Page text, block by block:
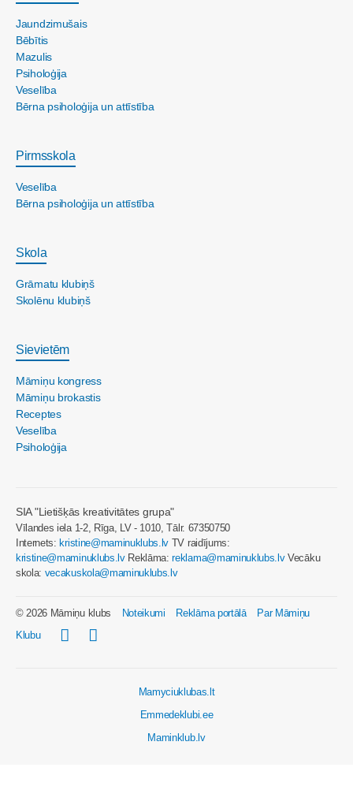
Jaundzimušais
Bēbītis
Mazulis
Psiholoģija
Veselība
Bērna psiholoģija un attīstība
Pirmsskola
Veselība
Bērna psiholoģija un attīstība
Skola
Grāmatu klubiņš
Skolēnu klubiņš
Sievietēm
Māmiņu kongress
Māmiņu brokastis
Receptes
Veselība
Psiholoģija
SIA "Lietišķās kreativitātes grupa"
Vīlandes iela 1-2, Rīga, LV - 1010, Tālr. 67350750
Internets:kristine@maminuklubs.lv TV raidījums:
kristine@maminuklubs.lvReklāma:reklama@maminuklubs.lvVecāku
skola: vecakuskola@maminuklubs.lv
© 2026 Māmiņu klubs Noteikumi Reklāma portālā
Par Māmiņu
Klubu
Mamyciuklubas.lt
Emmedeklubi.ee
Maminklub.lv